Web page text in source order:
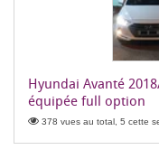
Hyundai Avanté
équipée full option
378 vues au total, 5 cette